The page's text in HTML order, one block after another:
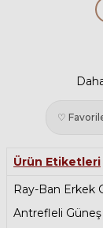
♡
Ürün Etiketleri
Ray-Ban Erkek
Antrefleli